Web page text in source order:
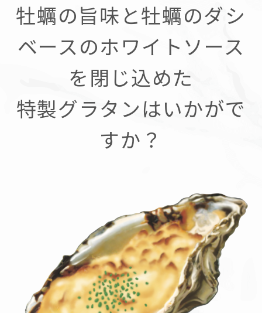
牡蠣の旨味と牡蠣のダシ
ベースのホワイトソース
を閉じ込めた
特製グラタンはいかがで
すか？